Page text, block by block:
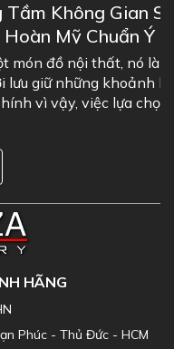
Gian Sống Với
Chuẩn Ý
thất, nó là "linh hồn"
khoảnh khắc đáng
việc lựa chọn một bộ
HÃNG
Phúc - Thủ Đức - HCM